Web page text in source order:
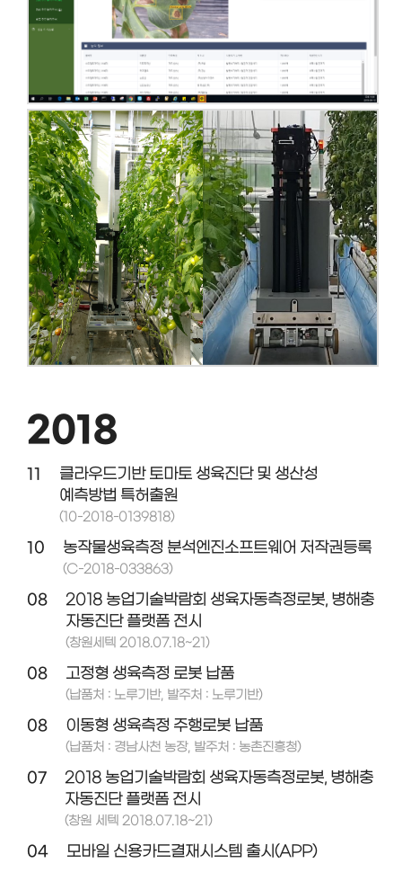
2018
11
클라우드기반 토마토 생육진단 및 생산성
예측방법 특허출원
(10-2018-0139818)
10 농작물생육측정 분석엔진소프트웨어 저작권등록
(C-2018-033863)
08
2018 농업기술박람회 생육자동측정로봇, 병해충
자동진단 플랫폼 전시
(창원세텍 2018.07.18~21)
08 고정형 생육측정 로봇 납품
(납품처 : 노루기반, 발주처 : 노루기반)
08 이동형 생육측정 주행로봇 납품
(납품처 : 경남사천 농장, 발주처 : 농촌진흥청)
07
2018 농업기술박람회 생육자동측정로봇, 병해충
자동진단 플랫폼 전시
(창원 세텍 2018.07.18~21)
04
모바일 신용카드결재시스템 출시(APP)